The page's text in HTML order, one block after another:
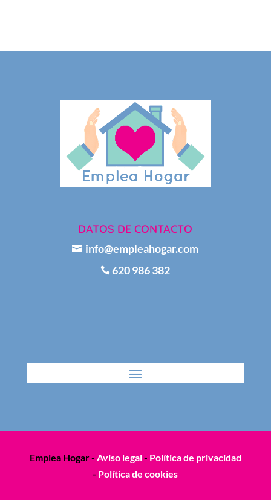
DATOS DE CONTACTO
 info@empleahogar.com
 620 986 382
Emplea Hogar - Aviso legal- Política de privacidad
- Política de cookies